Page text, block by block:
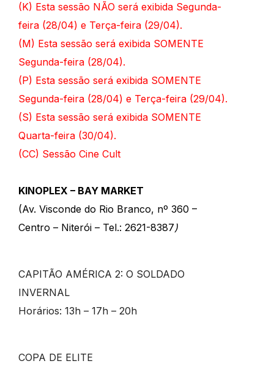
(K) Esta sessão NÃO será exibida Segunda-
feira (28/04) e Terça-feira (29/04).
(M) Esta sessão será exibida SOMENTE
Segunda-feira (28/04).
(P) Esta sessão será exibida SOMENTE
Segunda-feira (28/04) e Terça-feira (29/04).
(S) Esta sessão será exibida SOMENTE
Quarta-feira (30/04).
(CC) Sessão Cine Cult
KINOPLEX – BAY MARKET
(Av. Visconde do Rio Branco, nº 360 –
Centro – Niterói – Tel.: 2621-8387)
CAPITÃO AMÉRICA 2: O SOLDADO
INVERNAL
Horários: 13h – 17h – 20h
COPA DE ELITE